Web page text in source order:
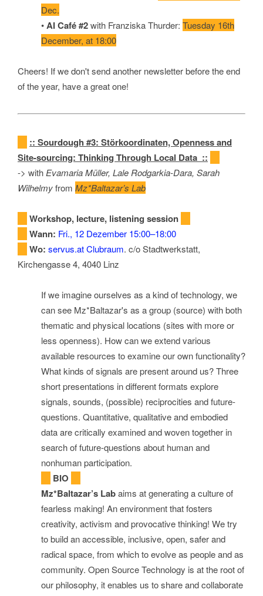
Dec.
•AI Café #2with Franziska Thurder: Tuesday 16th
December, at 18:00
Cheers! If we don't send another newsletter before the end
of the year, have a great one!
:: Sourdough #3: Störkoordinaten, Openness and
Site-sourcing: Thinking Through Local Data ::
-> with Evamaria Müller, Lale Rodgarkia-Dara, Sarah
Wilhelmyfrom Mz*Baltazar’s Lab
Workshop, lecture, listening session
Wann: Fri., 12 Dezember 15:00–18:00
Wo: servus.at Clubraum. c/o Stadtwerkstatt,
Kirchengasse 4, 4040 Linz
If we imagine ourselves as a kind of technology, we
can see Mz*Baltazar's as a group (source) with both
thematic and physical locations (sites with more or
less openness). How can we extend various
available resources to examine our own functionality?
What kinds of signals are present around us? Three
short presentations in different formats explore
signals, sounds, (possible) reciprocities and future-
questions. Quantitative, qualitative and embodied
data are critically examined and woven together in
search of future-questions about human and
nonhuman participation.
BIO
Mz*Baltazar’s Labaims at generating a culture of
fearless making! An environment that fosters
creativity, activism and provocative thinking! We try
to build an accessible, inclusive, open, safer and
radical space, from which to evolve as people and as
community. Open Source Technology is at the root of
our philosophy, it enables us to share and collaborate